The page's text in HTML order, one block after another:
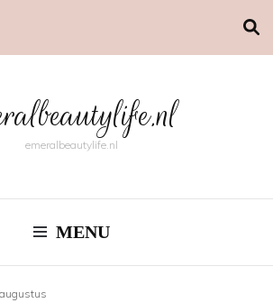
emeralbeautylife.nl
MENU
augustus